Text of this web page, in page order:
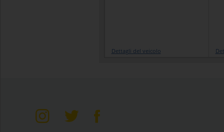
Dettagli del veicolo